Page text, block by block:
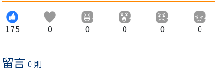
175 0 0 0 0 0